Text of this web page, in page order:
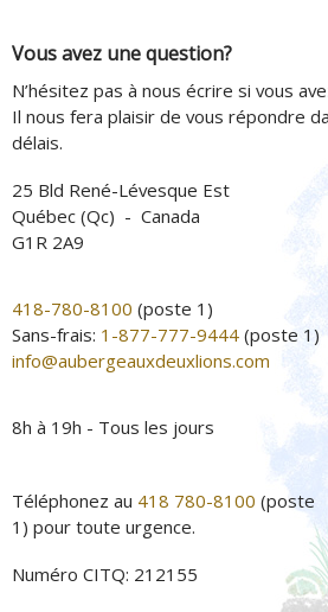
Vous avez une question?
N’hésitez pas à nous écrire si vous
Il nous fera plaisir de vous répondre
délais.
25 Bld René-Lévesque Est
Québec (Qc) - Canada
G1R 2A9
418-780-8100 (poste 1)
Sans-frais: 1-877-777-9444 (poste 1)
info@aubergeauxdeuxlions.com
8h à 19h - Tous les jours
Téléphonez au 418 780-8100 (poste
1) pour toute urgence.
Numéro CITQ: 212155